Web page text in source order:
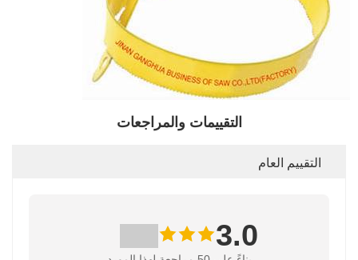
التقييمات والمراجعات
التقييم العام
3.0